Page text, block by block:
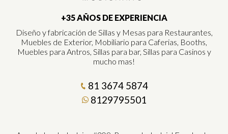
+35 AÑOS DE EXPERIENCIA
Diseño y fabricación de Sillas y Mesas para Restaurantes,
Muebles de Exterior, Mobiliario para Caferias, Booths,
Muebles para Antros, Sillas para bar, Sillas para Casinos y
mucho mas!
81 3674 5874
8129795501